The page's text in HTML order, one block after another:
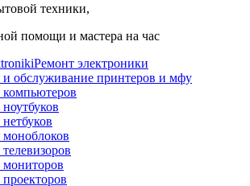
техники,
помощи и мастера на час
Ремонт электроники
и обслуживание принтеров и мфу